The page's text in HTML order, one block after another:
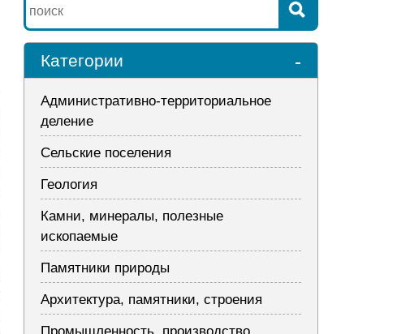
Категории -
Административно-территориальное
деление
Сельские поселения
Геология
Камни, минералы, полезные
ископаемые
Памятники природы
Архитектура, памятники, строения